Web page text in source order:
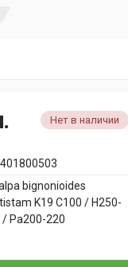
Нет в наличии
bignonioides
K19 C100 / H250-
/ Pa200-220